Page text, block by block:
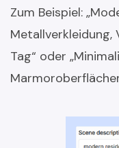
Zum Beispiel:
Tag“ oder